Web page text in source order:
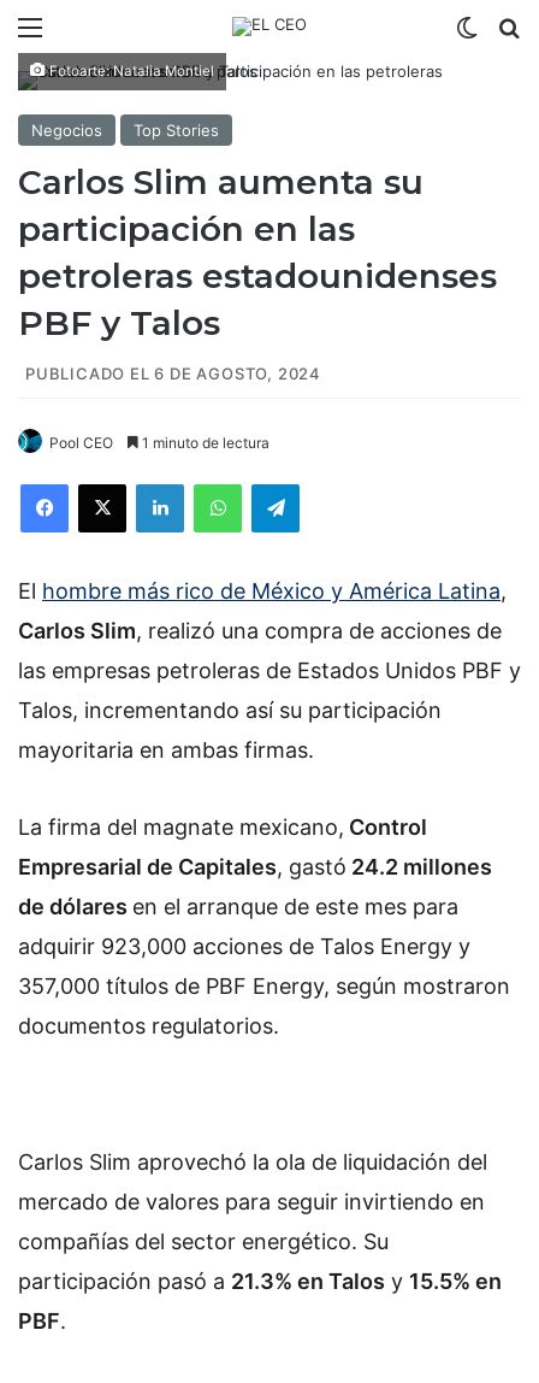
Fotoarte: Natalia Montiel
Negocios Top Stories
Carlos Slim aumenta su
participación en las
petroleras estadounidenses
PBF y Talos
PUBLICADO EL 6 DE AGOSTO, 2024
Pool CEO 1 minuto de lectura
El hombre más rico de México y América Latina,
Carlos Slim, realizó una compra de acciones de
las empresas petroleras de Estados Unidos PBF y
Talos, incrementando así su participación
mayoritaria en ambas firmas.
La firma del magnate mexicano, Control
Empresarial de Capitales, gastó 24.2 millones
de dólares en el arranque de este mes para
adquirir 923,000 acciones de Talos Energy y
357,000 títulos de PBF Energy, según mostraron
documentos regulatorios.
Carlos Slim aprovechó la ola de liquidación del
mercado de valores para seguir invirtiendo en
compañías del sector energético. Su
participación pasó a 21.3% en Talos y 15.5% en
PBF.